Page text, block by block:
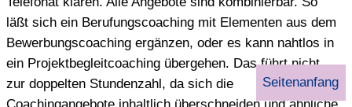
läßt sich ein Berufungscoaching mit Elementen aus dem
Bewerbungscoaching ergänzen, oder es kann nahtlos in
ein Projektbegleitcoaching übergehen. Das führt nicht
zur doppelten Stundenzahl, da sich die
Seitenanfang